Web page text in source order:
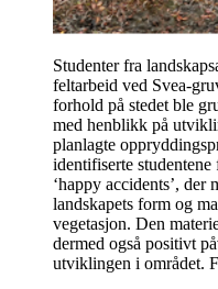
Studenter fra
feltarbeid ved Svea-
forhold på stedet ble
med henblikk på
planlagte
identifiserte studentene
‘happy accidents’, der
landskapets form og
vegetasjon. Den
dermed også positivt
utviklingen i området.